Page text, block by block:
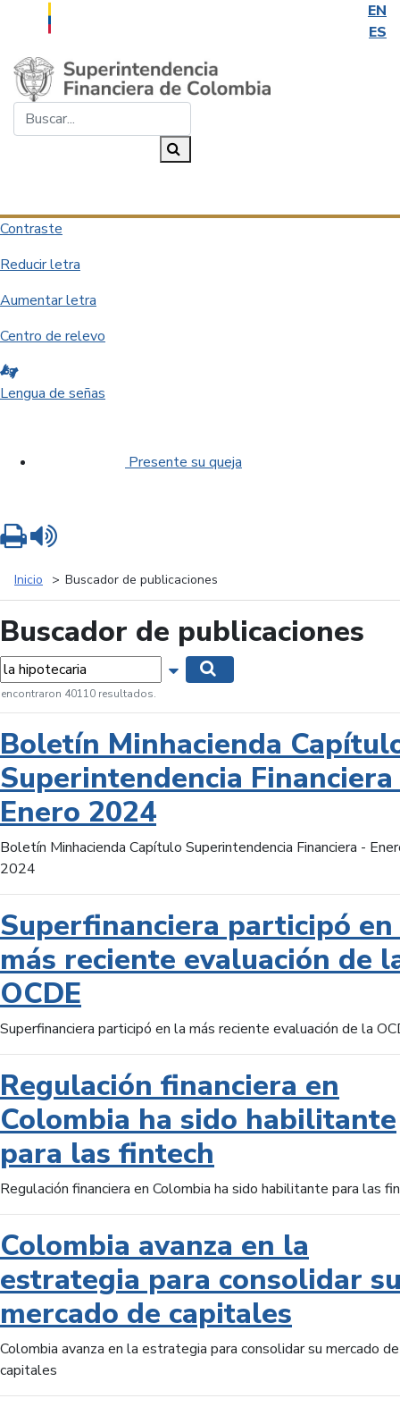
EN
ES
Saltar al contenido principal
Contraste
Reducir letra
Aumentar letra
Centro de relevo
Lengua de señas
Presente su queja
Inicio Buscador de publicaciones
Buscador de publicaciones
Mostrar opciones de búsqueda
encontraron 40110 resultados.
Boletín Minhacienda
Superintendencia
Enero 2024
Boletín Minhacienda Capítulo Superintendencia Financiera -
2024
Superfinanciera participó
más reciente evaluación de
OCDE
Superfinanciera participó en la más reciente evaluación de la
Regulación financiera en
Colombia ha sido habilitante
para las fintech
Regulación financiera en Colombia ha sido habilitante para las
Colombia avanza en la
estrategia para consolidar
mercado de capitales
Colombia avanza en la estrategia para consolidar su mercado de
capitales
Imprimir